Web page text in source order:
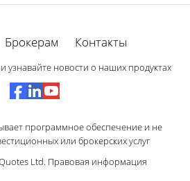
Брокерам Контакты
новости о наших продуктах
программное обеспечение и не
или брокерских услуг
Ltd. Правовая информация